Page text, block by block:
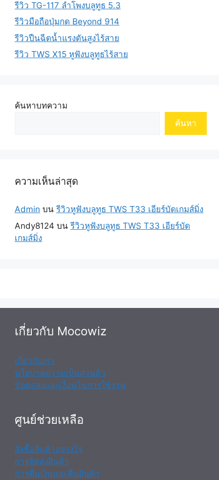
รีวิว TG-117 ลำโพงบลูทูธ 5.3
รีวิวมือถือปุ่มกด Beyond 914
รีวิวปืนฉีดน้ำแรงดันสูงไร้สาย
รีวิว TWS X15 หูฟังบลูทูธไร้สาย
ค้นหาบทความ
ค้นหา
ความเห็นล่าสุด
Admin บนรีวิวหูฟังบลูทูธ TWS T33 เอียร์บัดเกมส์มิ่ง
Andy8124 บนรีวิวหูฟังบลูทูธ TWS T33 เอียร์บัด
เกมส์มิ่ง
เกี่ยวกับ Mocowiz
เกี่ยวกับเรา
นโยบายความเป็นส่วนตัว
ข้อตกลงและเงื่อนไขการใช้งาน
ศูนย์ช่วยเหลือ
สั่งซื้อสินค้าอย่างไร
การจัดส่งสินค้า
การคืนเงินและคืนสินค้า